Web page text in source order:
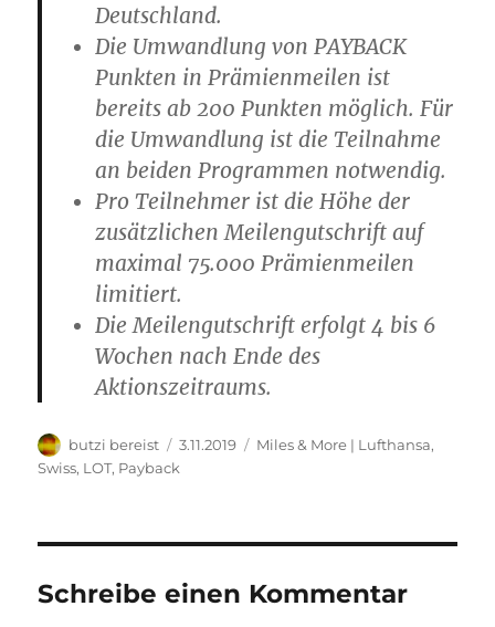
Deutschland.
Die Umwandlung von PAYBACK
Punkten in Prämienmeilen ist
bereits ab 200 Punkten möglich. Für
die Umwandlung ist die Teilnahme
an beiden Programmen notwendig.
Pro Teilnehmer ist die Höhe der
zusätzlichen Meilengutschrift auf
maximal 75.000 Prämienmeilen
limitiert.
Die Meilengutschrift erfolgt 4 bis 6
Wochen nach Ende des
Aktionszeitraums.
Autor
butzi bereist
Veröffentlicht
am
3.11.2019 Kategorien
Miles & More | Lufthansa,
Swiss, LOT, Payback
Schreibe einen Kommentar